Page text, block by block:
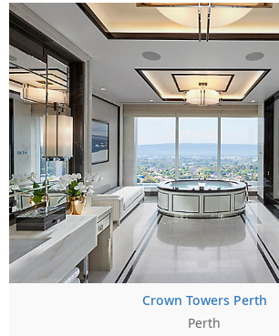
Crown Towers Perth
Perth